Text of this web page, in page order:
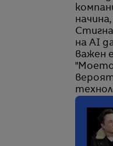
на AI
важен
"Моето